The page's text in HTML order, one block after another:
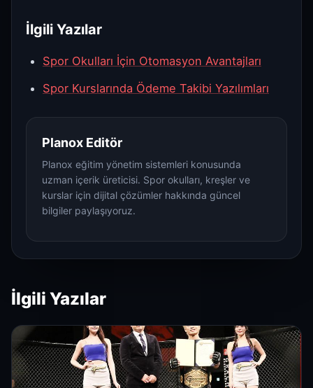
İlgili Yazılar
Spor Okulları İçin Otomasyon Avantajları
Spor Kurslarında Ödeme Takibi Yazılımları
Planox Editör
Planox eğitim yönetim sistemleri konusunda
uzman içerik üreticisi. Spor okulları, kreşler ve
kurslar için dijital çözümler hakkında güncel
bilgiler paylaşıyoruz.
İlgili Yazılar